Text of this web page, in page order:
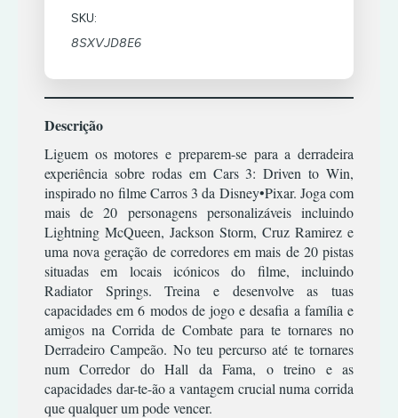
TERROR
TIRO
TIRO
SIMULADOR
ESTRATÉGIA
INFANTIL
MÚSICA/RITMO
RPG
SIMULADOR
TERROR
TIRO
COMBATE
CORRIDA
DESPORTO
ESTRATÉGIA
INFANTIL
MÚSICA/RITMO
RPG
SIMULATOR
TERROR
TIRO
CORRIDA
LUTA
RPG
TIRO
XBOX
OFFLINE
ACÇÃO/AVENTURA
COMBATE
CORRIDA
DESPORTO
ESTRATÉGIA
INFANTIL
MÚSICA/RITMO
RPG
SIMULADOR
TERROR
XBOX
ONE
PREMIUM
ONLINE
ACÇÃO/AVENTURA
COMBATE
CORRIDA
DESPORTO
ESTRATÉGIA
INFANTIL
SKU:
8SXVJD8E6
Descrição
Liguem os motores e preparem-se para a derradeira
experiência sobre rodas em Cars 3: Driven to Win,
inspirado no filme Carros 3 da Disney•Pixar. Joga com
mais de 20 personagens personalizáveis incluindo
Lightning McQueen, Jackson Storm, Cruz Ramirez e
uma nova geração de corredores em mais de 20 pistas
situadas em locais icónicos do filme, incluindo
Radiator Springs. Treina e desenvolve as tuas
capacidades em 6 modos de jogo e desafia a família e
amigos na Corrida de Combate para te tornares no
Derradeiro Campeão. No teu percurso até te tornares
num Corredor do Hall da Fama, o treino e as
capacidades dar-te-ão a vantagem crucial numa corrida
que qualquer um pode vencer.